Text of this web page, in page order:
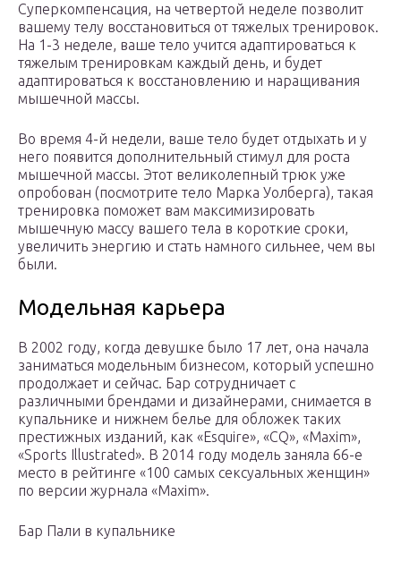
Суперкомпенсация, на четвертой неделе позволит
вашему телу восстановиться от тяжелых тренировок.
На 1-3 неделе, ваше тело учится адаптироваться к
тяжелым тренировкам каждый день, и будет
адаптироваться к восстановлению и наращивания
мышечной массы.
Во время 4-й недели, ваше тело будет отдыхать и у
него появится дополнительный стимул для роста
мышечной массы. Этот великолепный трюк уже
опробован (посмотрите тело Марка Уолберга), такая
тренировка поможет вам максимизировать
мышечную массу вашего тела в короткие сроки,
увеличить энергию и стать намного сильнее, чем вы
были.
Модельная карьера
В 2002 году, когда девушке было 17 лет, она начала
заниматься модельным бизнесом, который успешно
продолжает и сейчас. Бар сотрудничает с
различными брендами и дизайнерами, снимается в
купальнике и нижнем белье для обложек таких
престижных изданий, как «Esquire», «CQ», «Maxim»,
«Sports Illustrated». В 2014 году модель заняла 66-е
место в рейтинге «100 самых сексуальных женщин»
по версии журнала «Maxim».
Бар Пали в купальнике